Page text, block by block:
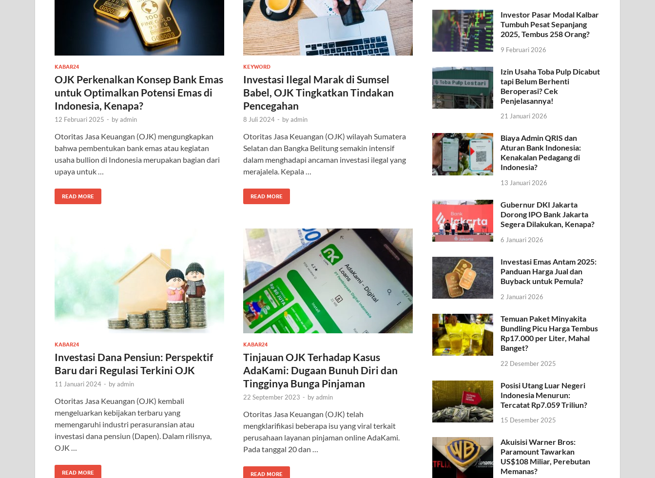
KABAR24
OJK Perkenalkan Konsep Bank Emas
untuk Optimalkan Potensi Emas di
Indonesia, Kenapa?
12 Februari 2025 - byadmin
Otoritas Jasa Keuangan (OJK) mengungkapkan
bahwa pembentukan bank emas atau kegiatan
usaha bullion di Indonesia merupakan bagian dari
upaya untuk …
READ MORE
KEYWORD
Investasi Ilegal Marak di Sumsel
Babel, OJK Tingkatkan Tindakan
Pencegahan
8 Juli 2024 - byadmin
Otoritas Jasa Keuangan (OJK) wilayah Sumatera
Selatan dan Bangka Belitung semakin intensif
dalam menghadapi ancaman investasi ilegal yang
merajalela. Kepala …
READ MORE
KABAR24
Investasi Dana Pensiun: Perspektif
Baru dari Regulasi Terkini OJK
11 Januari 2024 - byadmin
Otoritas Jasa Keuangan (OJK) kembali
mengeluarkan kebijakan terbaru yang
memengaruhi industri perasuransian atau
investasi dana pensiun (Dapen). Dalam rilisnya,
OJK …
READ MORE
KABAR24
Tinjauan OJK Terhadap Kasus
AdaKami: Dugaan Bunuh Diri dan
Tingginya Bunga Pinjaman
22 September 2023 - byadmin
Otoritas Jasa Keuangan (OJK) telah
mengklarifikasi beberapa isu yang viral terkait
perusahaan layanan pinjaman online AdaKami.
Pada tanggal 20 dan …
READ MORE
Investor Pasar Modal Kalbar
Tumbuh Pesat Sepanjang
2025, Tembus 258 Orang?
9 Februari 2026
Izin Usaha Toba Pulp Dicabut
tapi Belum Berhenti
Beroperasi? Cek
Penjelasannya!
21 Januari 2026
Biaya Admin QRIS dan
Aturan Bank Indonesia:
Kenakalan Pedagang di
Indonesia?
13 Januari 2026
Gubernur DKI Jakarta
Dorong IPO Bank Jakarta
Segera Dilakukan, Kenapa?
6 Januari 2026
Investasi Emas Antam 2025:
Panduan Harga Jual dan
Buyback untuk Pemula?
2 Januari 2026
Temuan Paket Minyakita
Bundling Picu Harga Tembus
Rp17.000 per Liter, Mahal
Banget?
22 Desember 2025
Posisi Utang Luar Negeri
Indonesia Menurun:
Tercatat Rp7.059 Triliun?
15 Desember 2025
Akuisisi Warner Bros:
Paramount Tawarkan
US$108 Miliar, Perebutan
Memanas?